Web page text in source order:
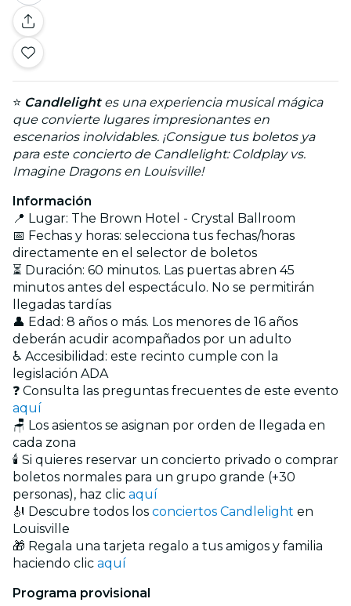
⭐ Candlelightes una experiencia musical mágica
que convierte lugares impresionantes en
escenarios inolvidables. ¡Consigue tus boletos ya
para este concierto de Candlelight: Coldplay vs.
Imagine Dragons en Louisville!
Información
📍 Lugar: The Brown Hotel - Crystal Ballroom
📅 Fechas y horas: selecciona tus fechas/horas
directamente en el selector de boletos
⏳ Duración: 60 minutos. Las puertas abren 45
minutos antes del espectáculo. No se permitirán
llegadas tardías
👤 Edad: 8 años o más. Los menores de 16 años
deberán acudir acompañados por un adulto
♿ Accesibilidad: este recinto cumple con la
legislación ADA
❓ Consulta las preguntas frecuentes de este evento
aquí
🪑 Los asientos se asignan por orden de llegada en
cada zona
🕯️ Si quieres reservar un concierto privado o comprar
boletos normales para un grupo grande (+30
personas), haz clic aquí
🎻 Descubre todos los conciertos Candlelight en
Louisville
🎁 Regala una tarjeta regalo a tus amigos y familia
haciendo clic aquí
Programa provisional